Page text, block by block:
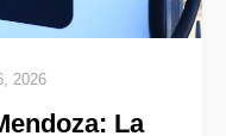
2026
La